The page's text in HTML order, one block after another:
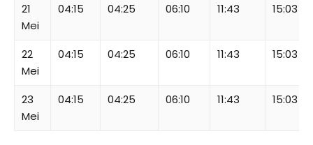
21
Mei
04:15 04:25 06:10 11:43 15:03
22
Mei
04:15 04:25 06:10 11:43 15:03
23
Mei
04:15 04:25 06:10 11:43 15:03